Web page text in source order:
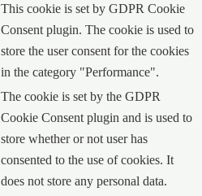
This cookie is set by GDPR Cookie
Consent plugin. The cookie is used to
store the user consent for the cookies
in the category "Performance".
The cookie is set by the GDPR
Cookie Consent plugin and is used to
store whether or not user has
consented to the use of cookies. It
does not store any personal data.